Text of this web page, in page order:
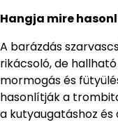
Hangja mire
A barázdás
rikácsoló, de
mormogás és
hasonlítják a
a kutyaugatáshoz és